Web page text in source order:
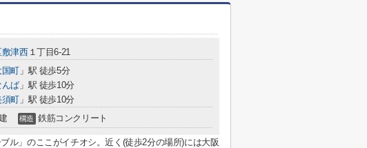
敷津西１丁目6-21
国町 」駅 徒歩5分
んば 」駅 徒歩10分
須町 」駅 徒歩10分
構造 鉄筋コンクリート
ル」のここがイチオシ。近く(徒歩2分の場所)には大阪